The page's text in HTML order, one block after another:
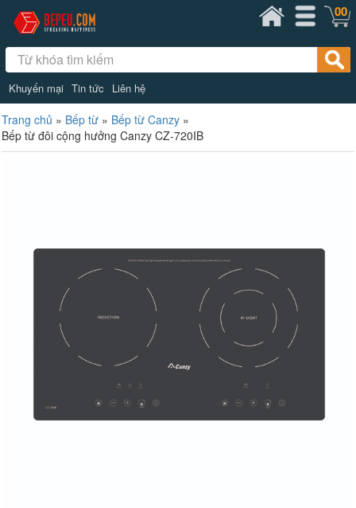
Khuyến mại Tin tức Liên hệ
00
Trang chủ » Bếp từ » Bếp từ Canzy »
Bếp từ đôi cộng hưởng Canzy CZ-720IB